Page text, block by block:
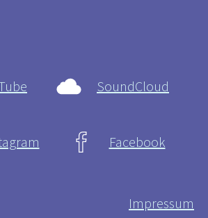
SoundCloud
Facebook
Impressum